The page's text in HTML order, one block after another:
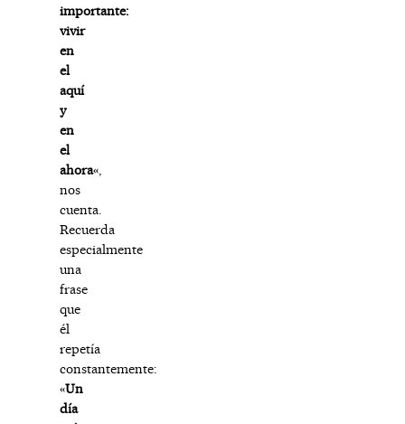
importante:
vivir
en
el
aquí
y
en
el
ahora«,
nos
cuenta.
Recuerda
especialmente
una
frase
que
él
repetía
constantemente:
«Un
día